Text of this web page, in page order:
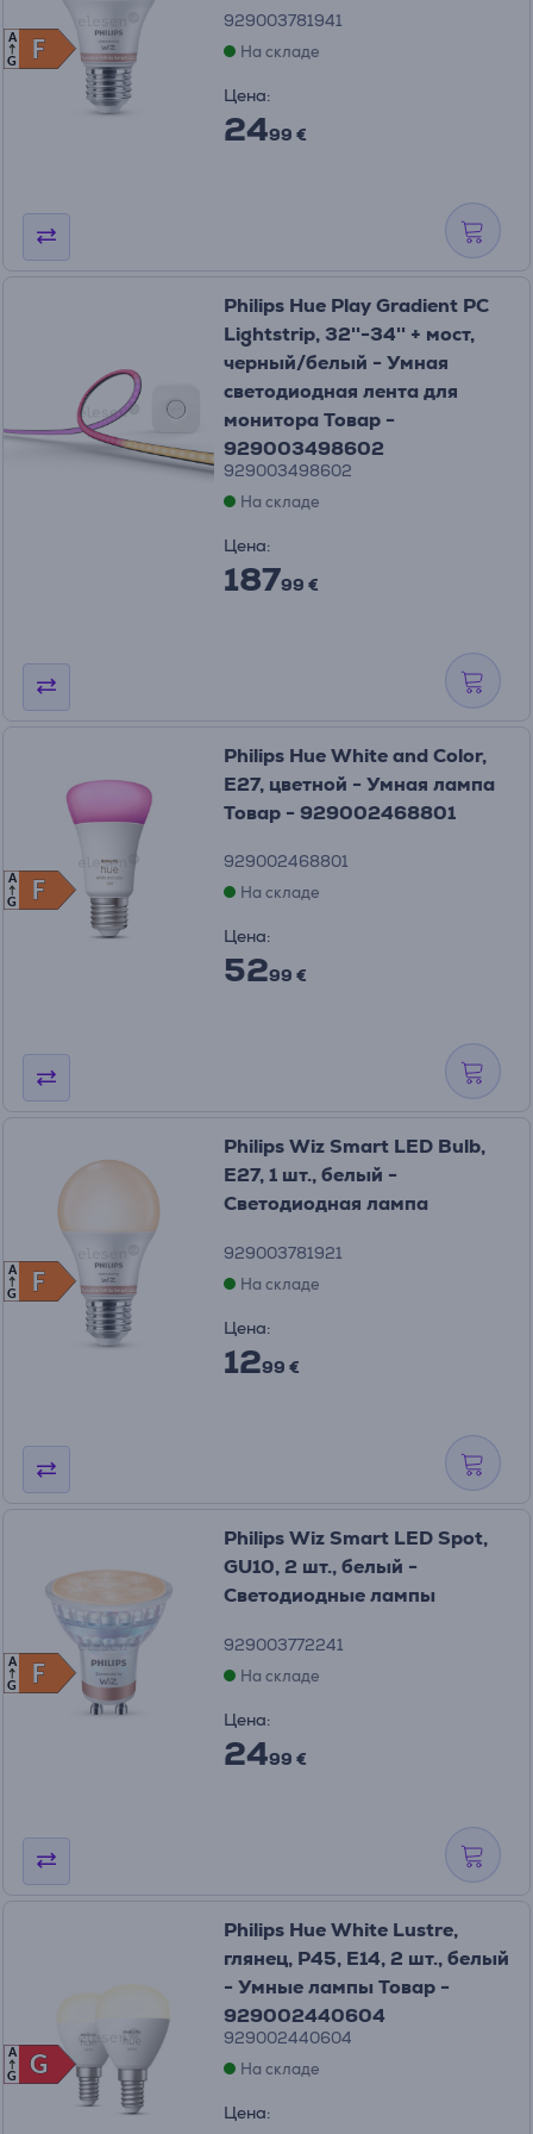
F
F
A
G
929003781941
На складе
Цена:
2499 €
Philips Hue Play Gradient PC
Lightstrip, 32''-34'' + мост,
черный/белый - Умная
светодиодная лента для
монитора Товар -
929003498602
929003498602
На складе
Цена:
18799 €
F
F
A
G
Philips Hue White and Color,
E27, цветной - Умная лампа
Товар - 929002468801
929002468801
На складе
Цена:
5299 €
F
F
A
G
Philips Wiz Smart LED Bulb,
E27, 1 шт., белый -
Светодиодная лампа
929003781921
На складе
Цена:
1299 €
F
F
A
G
Philips Wiz Smart LED Spot,
GU10, 2 шт., белый -
Светодиодные лампы
929003772241
На складе
Цена:
2499 €
G
G
A
G
Philips Hue White Lustre,
глянец, P45, E14, 2 шт., белый
- Умные лампы Товар -
929002440604
929002440604
На складе
Цена: